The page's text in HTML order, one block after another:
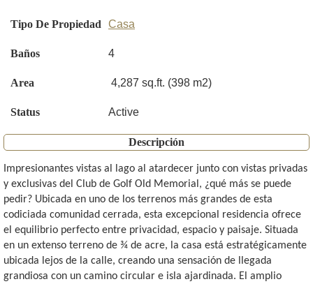
Tipo De Propiedad Casa
Baños 4
Area 4,287 sq.ft. (398 m2)
Status Active
Descripción
Impresionantes vistas al lago al atardecer junto con vistas privadas
y exclusivas del Club de Golf Old Memorial, ¿qué más se puede
pedir? Ubicada en uno de los terrenos más grandes de esta
codiciada comunidad cerrada, esta excepcional residencia ofrece
el equilibrio perfecto entre privacidad, espacio y paisaje. Situada
en un extenso terreno de ¾ de acre, la casa está estratégicamente
ubicada lejos de la calle, creando una sensación de llegada
grandiosa con un camino circular e isla ajardinada. El amplio